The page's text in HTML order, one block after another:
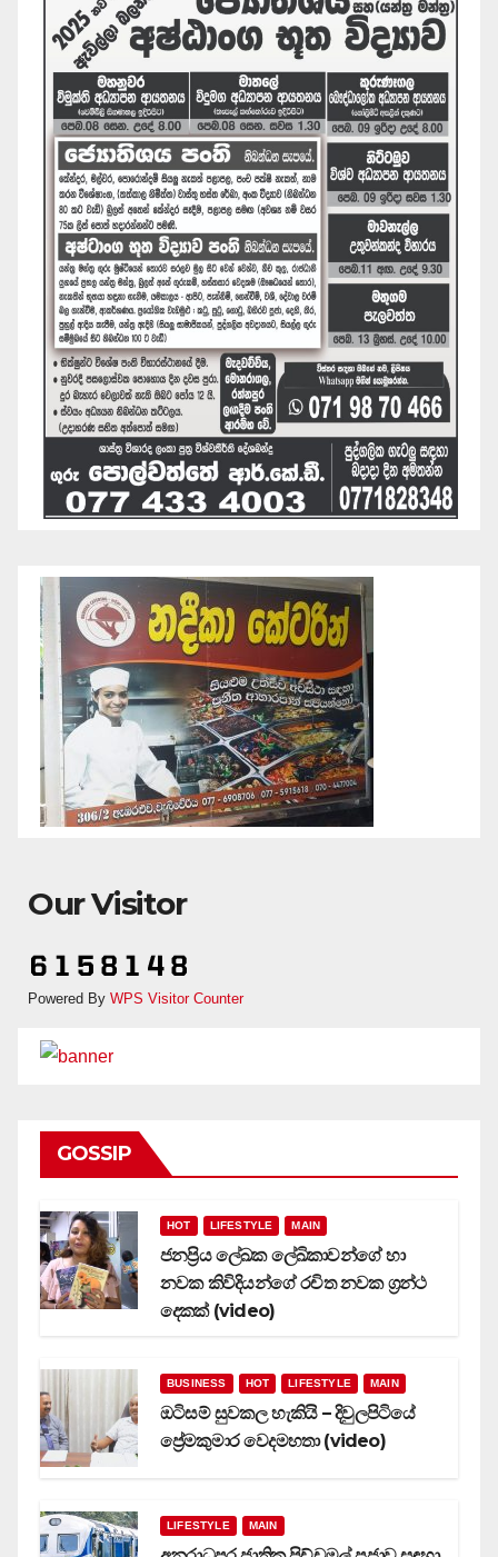
Our Visitor
Powered By WPS Visitor Counter
GOSSIP
HOT LIFESTYLE MAIN
ජනප්‍රිය ලේඛක ලේඛිකාවන්ගේ හා
නවක කිවිදියන්ගේ රචිත නවක ග්‍රන්ථ
දෙකක් (video)
BUSINESS HOT LIFESTYLE MAIN
ඔටිසම් සුවකල හැකියි – දිවුලපිටියේ
ප්‍රේමකුමාර වෙදමහතා (video)
LIFESTYLE MAIN